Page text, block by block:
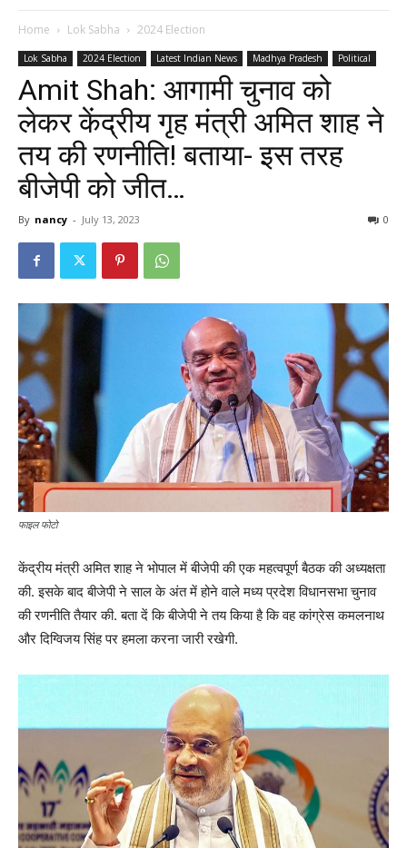
Home Lok Sabha 2024 Election
Lok Sabha 2024 Election Latest Indian News Madhya Pradesh Political
Amit Shah: आगामी चुनाव को
लेकर केंद्रीय गृह मंत्री अमित शाह ने
तय की रणनीति! बताया- इस तरह
बीजेपी को जीत…
By nancy - July 13, 2023 0
फाइल फोटो
केंद्रीय मंत्री अमित शाह ने भोपाल में बीजेपी की एक महत्वपूर्ण बैठक की अध्यक्षता
की. इसके बाद बीजेपी ने साल के अंत में होने वाले मध्य प्रदेश विधानसभा चुनाव
की रणनीति तैयार की. बता दें कि बीजेपी ने तय किया है कि वह कांग्रेस कमलनाथ
और दिग्विजय सिंह पर हमला करना जारी रखेगी.